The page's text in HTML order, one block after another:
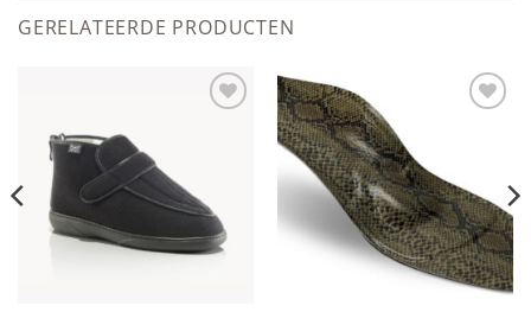
GERELATEERDE PRODUCTEN